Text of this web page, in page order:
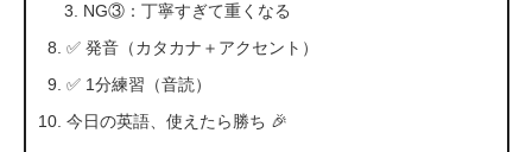
NG③：丁寧すぎて重くなる
✅ 発音（カタカナ＋アクセント）
✅ 1分練習（音読）
今日の英語、使えたら勝ち 🎉